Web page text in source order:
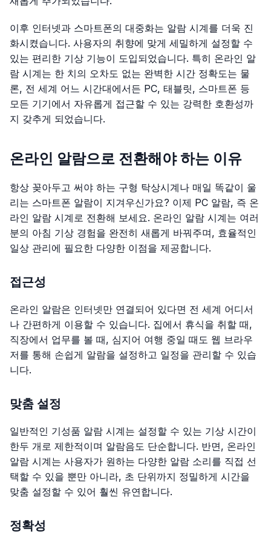
이후 인터넷과 스마트폰의 대중화는 알람 시계를 더욱 진
화시켰습니다. 사용자의 취향에 맞게 세밀하게 설정할 수
있는 편리한 기상 기능이 도입되었습니다. 특히 온라인 알
람 시계는 한 치의 오차도 없는 완벽한 시간 정확도는 물
론, 전 세계 어느 시간대에서든 PC, 태블릿, 스마트폰 등
모든 기기에서 자유롭게 접근할 수 있는 강력한 호환성까
지 갖추게 되었습니다.
온라인 알람으로 전환해야 하는 이유
항상 꽂아두고 써야 하는 구형 탁상시계나 매일 똑같이 울
리는 스마트폰 알람이 지겨우신가요? 이제 PC 알람, 즉 온
라인 알람 시계로 전환해 보세요. 온라인 알람 시계는 여러
분의 아침 기상 경험을 완전히 새롭게 바꿔주며, 효율적인
일상 관리에 필요한 다양한 이점을 제공합니다.
접근성
온라인 알람은 인터넷만 연결되어 있다면 전 세계 어디서
나 간편하게 이용할 수 있습니다. 집에서 휴식을 취할 때,
직장에서 업무를 볼 때, 심지어 여행 중일 때도 웹 브라우
저를 통해 손쉽게 알람을 설정하고 일정을 관리할 수 있습
니다.
맞춤 설정
일반적인 기성품 알람 시계는 설정할 수 있는 기상 시간이
한두 개로 제한적이며 알람음도 단순합니다. 반면, 온라인
알람 시계는 사용자가 원하는 다양한 알람 소리를 직접 선
택할 수 있을 뿐만 아니라, 초 단위까지 정밀하게 시간을
맞춤 설정할 수 있어 훨씬 유연합니다.
정확성